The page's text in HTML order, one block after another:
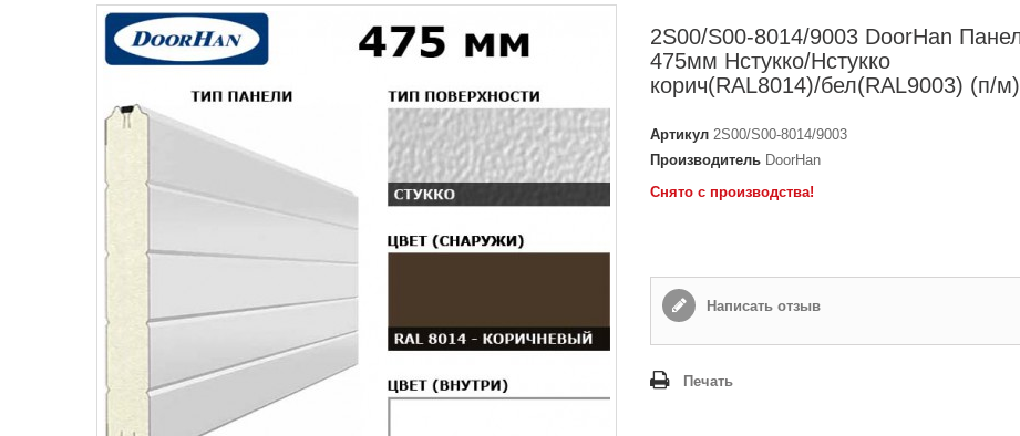
2S00/S00-8014/9003 DoorHan
475мм Нстукко/Нстукко
корич(RAL8014)/бел(RAL9003) (п/м)
Артикул 2S00/S00-8014/9003
Производитель DoorHan
Снято с производства!
Написать отзыв
Печать
Имя*
Email
Самовывоз
Время доставки: стоимость доставки по тарифам СДЭК
оплачивается при получении
Адрес если нужен